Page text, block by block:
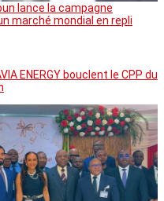
lance la campagne
marché mondial en repli
ENERGY bouclent le CPP du